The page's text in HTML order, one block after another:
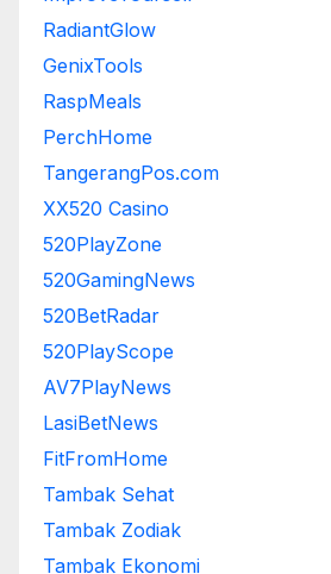
RadiantGlow
GenixTools
RaspMeals
PerchHome
TangerangPos.com
XX520 Casino
520PlayZone
520GamingNews
520BetRadar
520PlayScope
AV7PlayNews
LasiBetNews
FitFromHome
Tambak Sehat
Tambak Zodiak
Tambak Ekonomi